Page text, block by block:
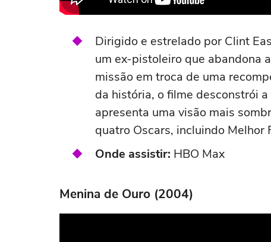
Dirigido e estrelado por Clint
um ex-pistoleiro que abandona
missão em troca de uma
da história, o filme desconstrói
apresenta uma visão mais
quatro Oscars, incluindo
Onde assistir: HBO Max
Menina de Ouro (2004)